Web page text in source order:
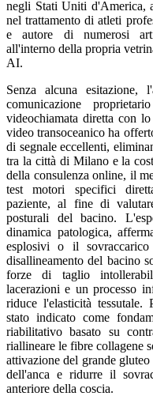
negli Stati Uniti d'America,
nel trattamento di atleti
e autore di numerosi
all'interno della propria
AI.
Senza alcuna
comunicazione
videochiamata diretta con
video transoceanico ha
di segnale eccellenti,
tra la città di Milano e la
della consulenza online, il
test motori specifici
paziente, al fine di
posturali del bacino.
dinamica patologica,
esplosivi o il
disallineamento del bacino
forze di taglio
lacerazioni e un processo
riduce l'elasticità tessutale.
stato indicato come
riabilitativo basato su
riallineare le fibre collagene
attivazione del grande
dell'anca e ridurre il
anteriore della coscia.